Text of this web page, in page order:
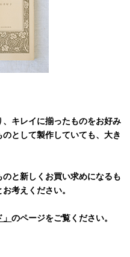
キレイに揃ったものをお好み
として製作していても、大き
と新しくお買い求めになるも
考えください。
」のページをご覧ください。